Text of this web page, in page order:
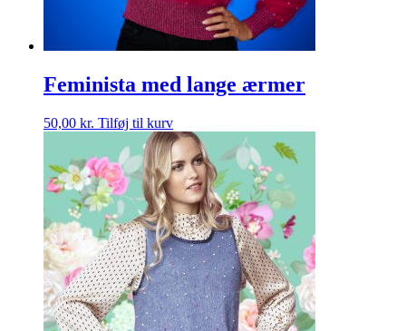
Feminista med lange ærmer
50,00 kr. Tilføj til kurv